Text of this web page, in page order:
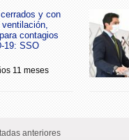
y con
contagios
19: SSO
11 meses
anteriores